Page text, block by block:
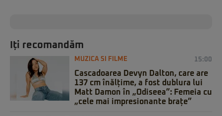
Iți recomandăm
MUZICA SI FILME 15:00
Cascadoarea Devyn Dalton, care are
137 cm înălțime, a fost dublura lui
Matt Damon în „Odiseea”: Femeia cu
„cele mai impresionante brațe”